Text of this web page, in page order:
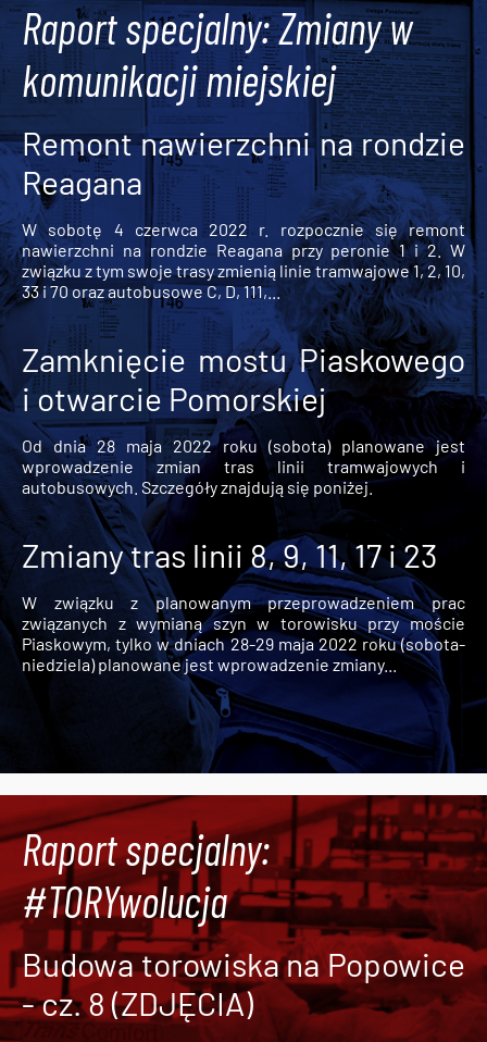
Raport specjalny: Zmiany w
komunikacji miejskiej
Remont nawierzchni na rondzie
Reagana
W sobotę 4 czerwca 2022 r. rozpocznie się remont
nawierzchni na rondzie Reagana przy peronie 1 i 2. W
związku z tym swoje trasy zmienią linie tramwajowe 1, 2, 10,
33 i 70 oraz autobusowe C, D, 111,...
Zamknięcie mostu Piaskowego
i otwarcie Pomorskiej
Od dnia 28 maja 2022 roku (sobota) planowane jest
wprowadzenie zmian tras linii tramwajowych i
autobusowych. Szczegóły znajdują się poniżej.
Zmiany tras linii 8, 9, 11, 17 i 23
W związku z planowanym przeprowadzeniem prac
związanych z wymianą szyn w torowisku przy moście
Piaskowym, tylko w dniach 28-29 maja 2022 roku (sobota-
niedziela) planowane jest wprowadzenie zmiany...
Raport specjalny:
#TORYwolucja
Budowa torowiska na Popowice
- cz. 8 (ZDJĘCIA)